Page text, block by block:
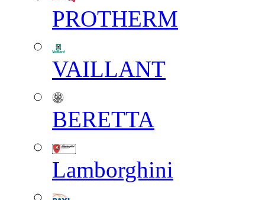
PROTHERM
VAILLANT
BERETTA
Lamborghini